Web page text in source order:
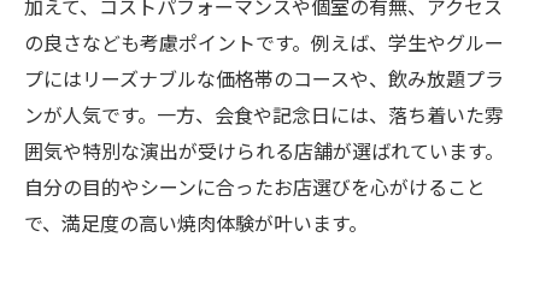
加えて、コストパフォーマンスや個室の有無、アクセス
の良さなども考慮ポイントです。例えば、学生やグルー
プにはリーズナブルな価格帯のコースや、飲み放題プラ
ンが人気です。一方、会食や記念日には、落ち着いた雰
囲気や特別な演出が受けられる店舗が選ばれています。
自分の目的やシーンに合ったお店選びを心がけること
で、満足度の高い焼肉体験が叶います。